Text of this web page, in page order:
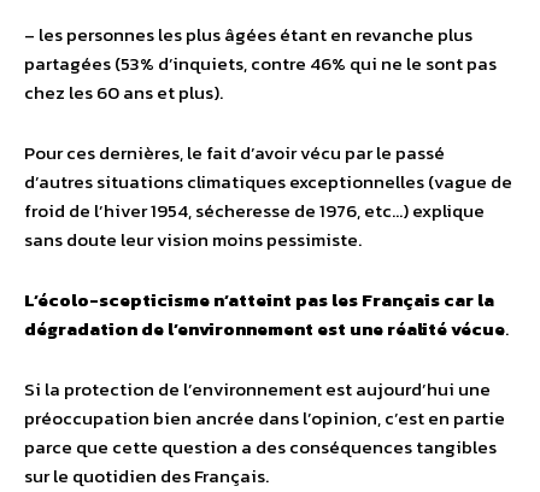
– les personnes les plus âgées étant en revanche plus
partagées (53% d’inquiets, contre 46% qui ne le sont pas
chez les 60 ans et plus).
Pour ces dernières, le fait d’avoir vécu par le passé
d’autres situations climatiques exceptionnelles (vague de
froid de l’hiver 1954, sécheresse de 1976, etc…) explique
sans doute leur vision moins pessimiste.
L’écolo-scepticisme n’atteint pas les Français car la
dégradation de l’environnement est une réalité vécue.
Si la protection de l’environnement est aujourd’hui une
préoccupation bien ancrée dans l’opinion, c’est en partie
parce que cette question a des conséquences tangibles
sur le quotidien des Français.